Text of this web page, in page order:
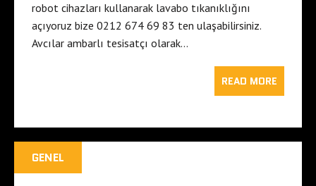
robot cihazları kullanarak lavabo tıkanıklığını
açıyoruz bize 0212 674 69 83 ten ulaşabilirsiniz.
Avcılar ambarlı tesisatçı olarak…
READ MORE
GENEL